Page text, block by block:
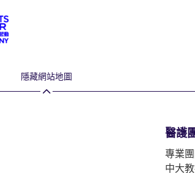
隱藏網站地圖
醫護
專業
中大